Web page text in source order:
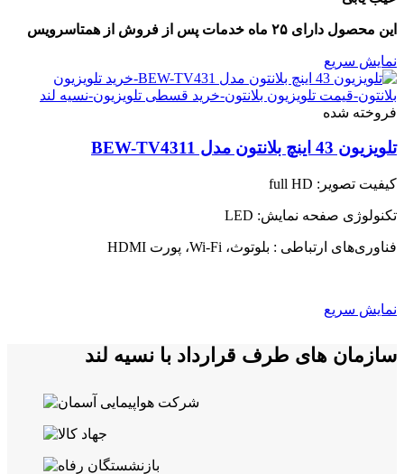
این محصول دارای ۲۵ ماه خدمات پس از فروش از همتاسرویس
نمایش سریع
فروخته شده
تلویزیون 43 اینچ بلانتون مدل BEW-TV4311
کیفیت تصویر: full HD
تکنولوژی صفحه نمایش: LED
فناوری‌های ارتباطی : بلوتوث، Wi-Fi، پورت HDMI
نمایش سریع
سازمان های طرف قرارداد با نسیه لند